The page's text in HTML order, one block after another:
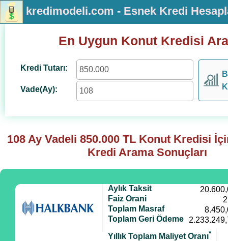
kredimodeli.com - Esnek Kredi
En Uygun Konut Kredisi
Kredi Tutarı:
Vade(Ay):
108 Ay Vadeli850.000 TL Konut Kredisi
Kredi Arama Sonuçları
Aylık Taksit
Faiz Orani
Toplam Masraf
Toplam Geri Ödeme
Yıllık Toplam Maliyet Oranı*